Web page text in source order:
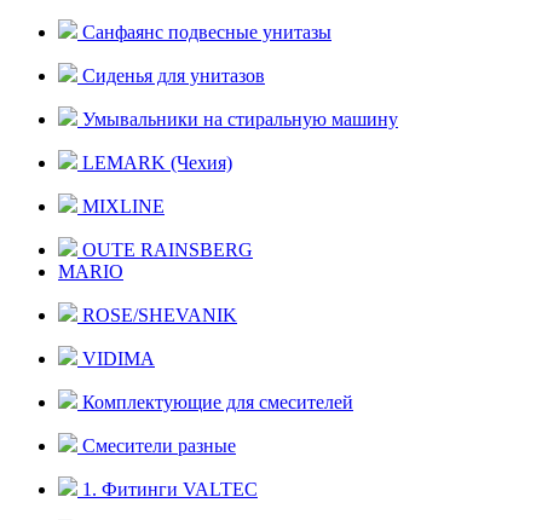
Санфаянс подвесные унитазы
Сиденья для унитазов
Умывальники на стиральную машину
LEMARK (Чехия)
MIXLINE
OUTE RAINSBERG
MARIO
ROSE/SHEVANIK
VIDIMA
Комплектующие для смесителей
Смесители разные
1. Фитинги VALTEC